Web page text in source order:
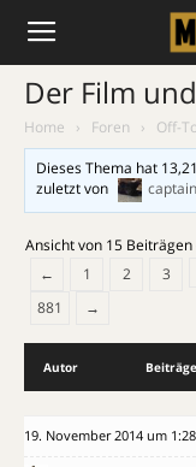
Der Film
Home › Foren › Off-
Dieses Thema hat
zuletzt von
Ansicht von 15
←
1 2 3
881
→
Autor Beiträge
19. November 2014 um 1:28